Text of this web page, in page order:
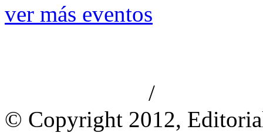
ver más eventos
/
© Copyright 2012,